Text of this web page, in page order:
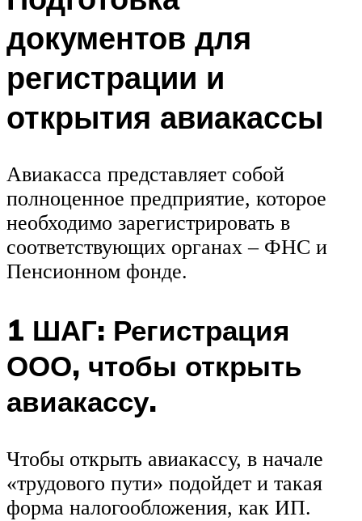
документов для
регистрации и
открытия авиакассы
Авиакасса представляет собой
полноценное предприятие, которое
необходимо зарегистрировать в
соответствующих органах – ФНС и
Пенсионном фонде.
1 ШАГ: Регистрация
ООО, чтобы открыть
авиакассу.
Чтобы открыть авиакассу, в начале
«трудового пути» подойдет и такая
форма налогообложения, как ИП.